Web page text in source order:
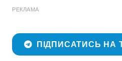
РЕКЛАМА
ПІДПИСАТИСЬ НА